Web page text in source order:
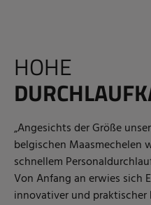
HOHE
„Angesichts der Größe
belgischen Maasmechelen
schnellem
Von Anfang an erwies sich
innovativer und